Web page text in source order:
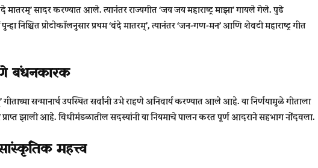
मातरम्’ सादर करण्यात आले. त्यानंतर राज्यगीत ‘जय जय महाराष्ट्र माझा’ गायले गेले. पुढे
निश्चित प्रोटोकॉलनुसार प्रथम ‘वंदे मातरम्’, त्यानंतर ‘जन-गण-मन’ आणि शेवटी महाराष्ट्र गीत
बंधनकारक
गीताच्या सन्मानार्थ उपस्थित सर्वांनी उभे राहणे अनिवार्य करण्यात आले आहे. या निर्णयामुळे गीताला
झाली आहे. विधीमंडळातील सदस्यांनी या नियमाचे पालन करत पूर्ण आदराने सहभाग नोंदवला.
महत्त्व